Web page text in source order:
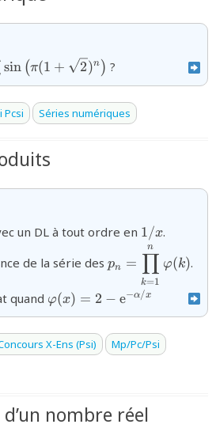
sin (π(1 + 2)n ) ?
Pcsi Séries numériques
un DL à tout ordre en 1/x
1/x.
de la série des pn =
k=1
∏
n
φ(k).
quand \varphi(x)=2-
\text{e}^{-
φ(x) = 2 − e−α/x
X-Ens (Psi)
Mp/Pc/Psi
nombre réel